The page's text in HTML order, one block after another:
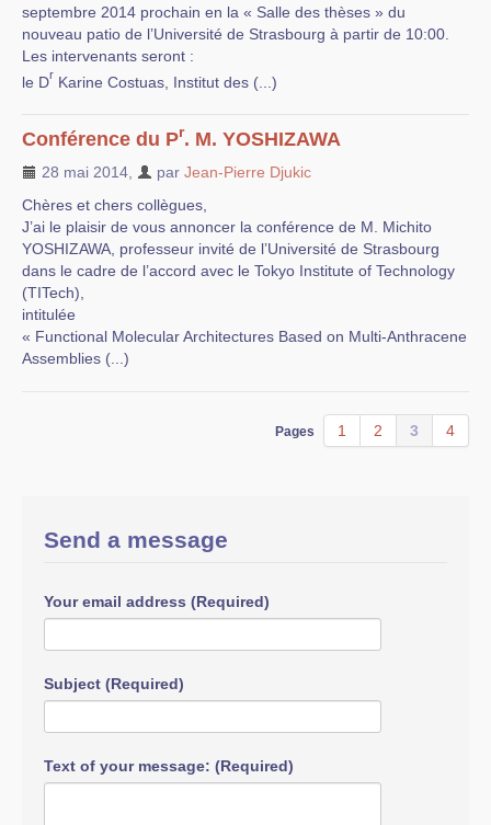
septembre 2014 prochain en la « Salle des thèses » du
nouveau patio de l’Université de Strasbourg à partir de 10:00.
Les intervenants seront :
le Dr Karine Costuas, Institut des (...)
Conférence du Pr. M. YOSHIZAWA
28 mai 2014 par Jean-Pierre Djukic
Chères et chers collègues,
J’ai le plaisir de vous annoncer la conférence de M. Michito
YOSHIZAWA, professeur invité de l’Université de Strasbourg
dans le cadre de l’accord avec le Tokyo Institute of Technology
(TITech),
intitulée
« Functional Molecular Architectures Based on Multi-Anthracene
Assemblies (...)
Pages 1 2 3 4
Send a message
Your email address (Required)
Subject (Required)
Text of your message: (Required)